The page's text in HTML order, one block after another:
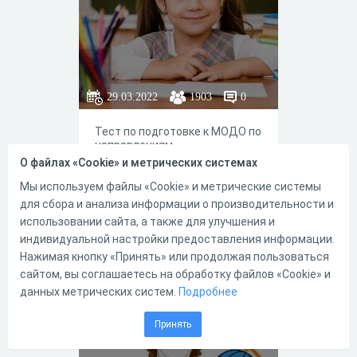
обновлению,
воспроизведению; клетки
размножаются только
бесполым путём – делением;
клетки хранят генетическую
информацию и передают её
потомкам; клетка –
структурная единица
клетка осуществляет рост,
развитие, обмен веществ и
энергии в многоклеточном
специализированные клетки
формируют ткани, из которых
состоят взаимосвязанные
органы; клетка является
доказательством единства
всего живого мира. Несмотря
на значительный вклад в
цитологию Шванн и Шлейдер
ошибочно полагали, что
клетки образуются из
межклеточного вещества, а
все клеточные процессы
происходят в оболочке.
29.03.2022 1903 0
Тест по подготовке к МОДО по
направлениям
естественнонаучная
грамотность, литературное
чтение, математика
13 14
МОДО 4 класс
О файлах «Cookie» и метрических системах
Мы используем файлы «Cookie» и метрические системы
для сбора и анализа информации о производительности и
использовании сайта, а также для улучшения и
индивидуальной настройки предоставления информации.
Нажимая кнопку «Принять» или продолжая пользоваться
сайтом, вы соглашаетесь на обработку файлов «Cookie» и
данных метрических систем. Подробнее
Принять